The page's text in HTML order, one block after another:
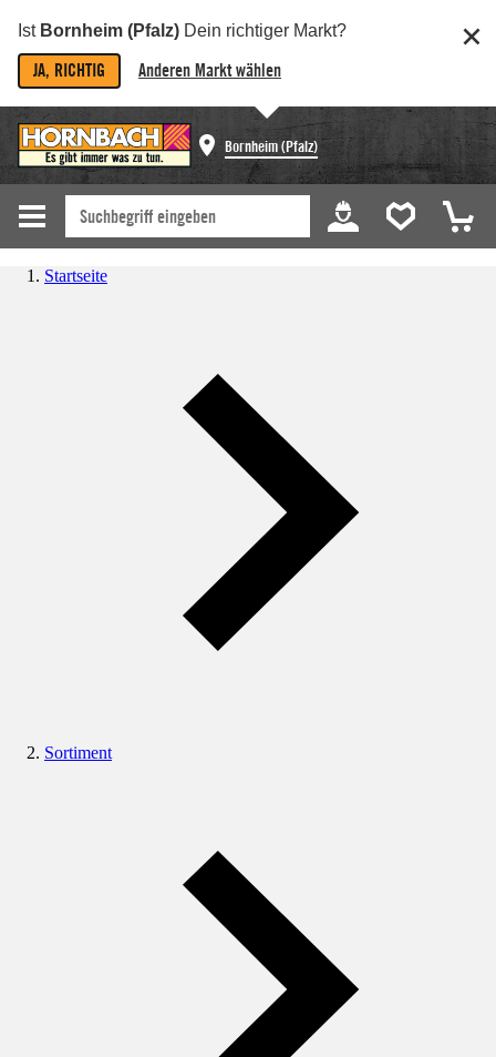
Ist Bornheim (Pfalz) Dein richtiger Markt?
JA, RICHTIG Anderen Markt wählen
Bornheim (Pfalz)
Startseite
Sortiment